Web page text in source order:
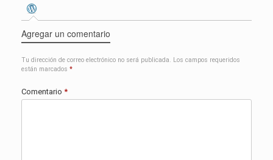
Agregar un comentario
Tu dirección de correo electrónico no será publicada.
Los campos requeridos
están marcados *
Comentario *